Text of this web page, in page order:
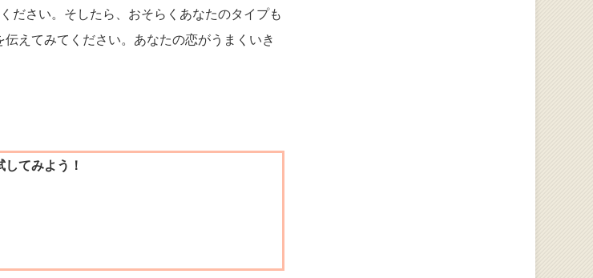
ださい。そしたら、おそらくあなたのタイプも
えてみてください。あなたの恋がうまくいき
てみよう！